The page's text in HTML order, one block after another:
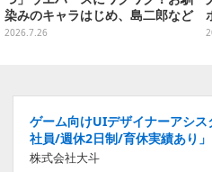
染みのキャラはじめ、島二郎など
セイレーン編カード全22種
2026.7.26
ゲーム向けUIデザイナーアシ
社員/週休2日制/育休実績あり
株式会社大斗